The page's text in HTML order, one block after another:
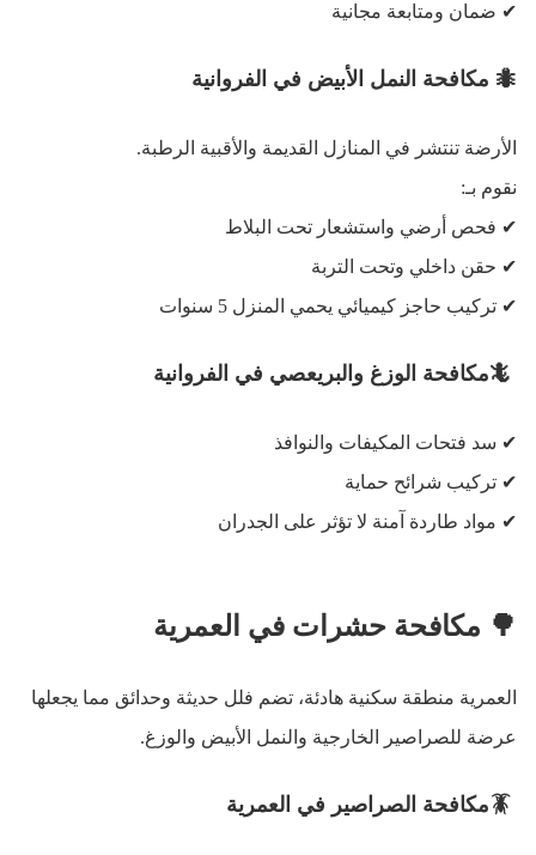
✔ ضمان ومتابعة مجانية
🐜 مكافحة النمل الأبيض في الفروانية
الأرضة تنتشر في المنازل القديمة والأقبية الرطبة.
نقوم بـ:
✔ فحص أرضي واستشعار تحت البلاط
✔ حقن داخلي وتحت التربة
✔ تركيب حاجز كيميائي يحمي المنزل 5 سنوات
🦎مكافحة الوزغ والبريعصي في الفروانية
✔ سد فتحات المكيفات والنوافذ
✔ تركيب شرائح حماية
✔ مواد طاردة آمنة لا تؤثر على الجدران
🌳 مكافحة حشرات في العمرية
العمرية منطقة سكنية هادئة، تضم فلل حديثة وحدائق مما يجعلها
عرضة للصراصير الخارجية والنمل الأبيض والوزغ.
🪳مكافحة الصراصير في العمرية